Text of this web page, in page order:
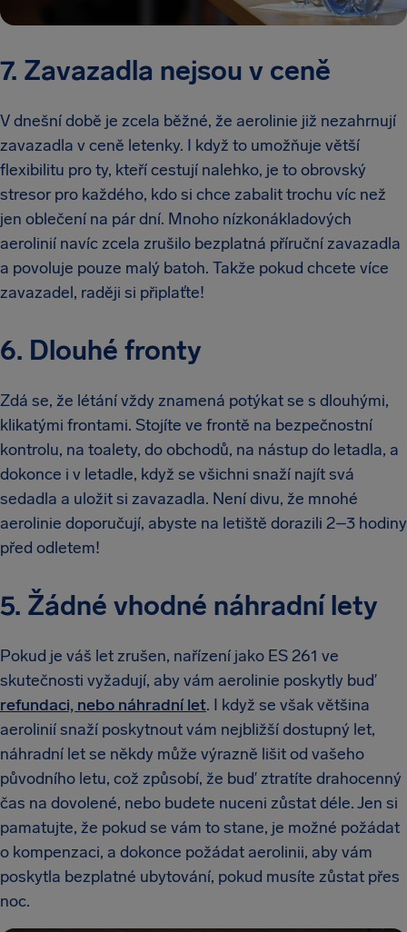
7. Zavazadla nejsou v ceně
V dnešní době je zcela běžné, že aerolinie již nezahrnují
zavazadla v ceně letenky. I když to umožňuje větší
flexibilitu pro ty, kteří cestují nalehko, je to obrovský
stresor pro každého, kdo si chce zabalit trochu víc než
jen oblečení na pár dní. Mnoho nízkonákladových
aerolinií navíc zcela zrušilo bezplatná příruční zavazadla
a povoluje pouze malý batoh. Takže pokud chcete více
zavazadel, raději si připlaťte!
6. Dlouhé fronty
Zdá se, že létání vždy znamená potýkat se s dlouhými,
klikatými frontami. Stojíte ve frontě na bezpečnostní
kontrolu, na toalety, do obchodů, na nástup do letadla, a
dokonce i v letadle, když se všichni snaží najít svá
sedadla a uložit si zavazadla. Není divu, že mnohé
aerolinie doporučují, abyste na letiště dorazili 2–3 hodiny
před odletem!
5. Žádné vhodné náhradní lety
Pokud je váš let zrušen, nařízení jako ES 261 ve
skutečnosti vyžadují, aby vám aerolinie poskytly buď
refundaci, nebo náhradní let. I když se však většina
aerolinií snaží poskytnout vám nejbližší dostupný let,
náhradní let se někdy může výrazně lišit od vašeho
původního letu, což způsobí, že buď ztratíte drahocenný
čas na dovolené, nebo budete nuceni zůstat déle. Jen si
pamatujte, že pokud se vám to stane, je možné požádat
o kompenzaci, a dokonce požádat aerolinii, aby vám
poskytla bezplatné ubytování, pokud musíte zůstat přes
noc.